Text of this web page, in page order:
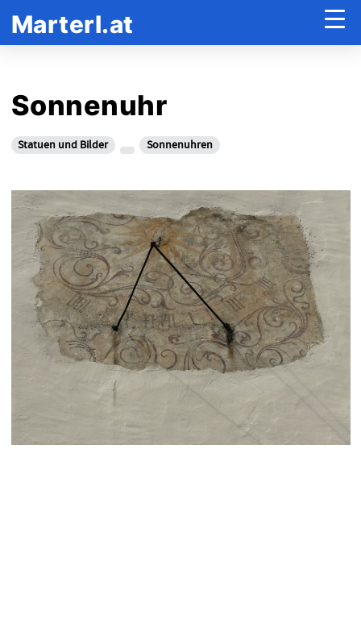
Marterl.at
Sonnenuhr
Statuen und Bilder Sonnenuhren